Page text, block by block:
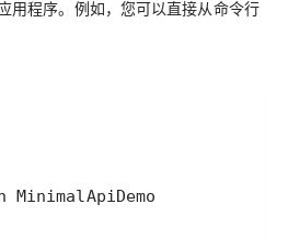
用程序。例如，您可以直接从命令行